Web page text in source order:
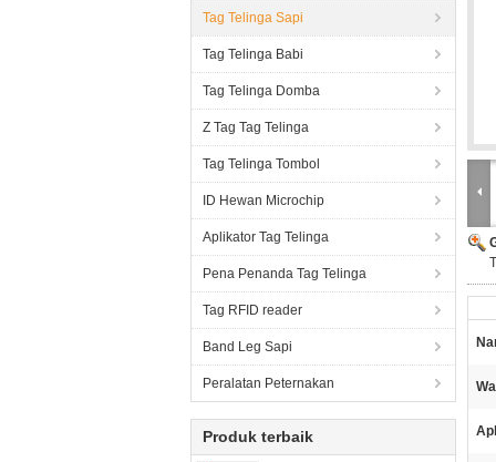
Tag Telinga Sapi
Tag Telinga Babi
Tag Telinga Domba
Z Tag Tag Telinga
Tag Telinga Tombol
ID Hewan Microchip
Aplikator Tag Telinga
Pena Penanda Tag Telinga
Tag RFID reader
Band Leg Sapi
Peralatan Peternakan
Produk terbaik